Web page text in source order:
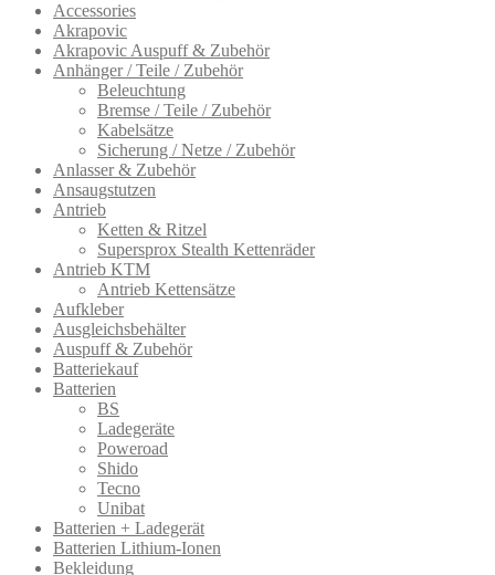
Accessories
Akrapovic
Akrapovic Auspuff & Zubehör
Anhänger / Teile / Zubehör
Beleuchtung
Bremse / Teile / Zubehör
Kabelsätze
Sicherung / Netze / Zubehör
Anlasser & Zubehör
Ansaugstutzen
Antrieb
Ketten & Ritzel
Supersprox Stealth Kettenräder
Antrieb KTM
Antrieb Kettensätze
Aufkleber
Ausgleichsbehälter
Auspuff & Zubehör
Batteriekauf
Batterien
BS
Ladegeräte
Poweroad
Shido
Tecno
Unibat
Batterien + Ladegerät
Batterien Lithium-Ionen
Bekleidung